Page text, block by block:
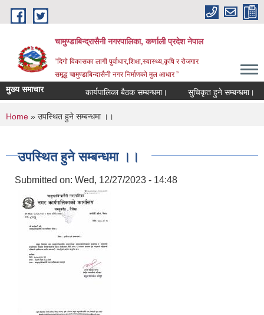
Skip to main content
चामुण्डाबिन्द्रासैनी नगरपालिका, कर्णाली प्रदेश नेपाल
“दिगो विकासका लागी पुर्वाधार,शिक्षा,स्वास्थ्य,कृषि र रोजगार
समृद्ध चामुण्डाबिन्दासैनी नगर निर्माणको मुल आधार ”
मुख्य समाचार कार्यपालिका बैठक सम्बन्धमा। सुचिकृत हुने सम्बन्धमा।
You are here
Home » उपस्थित हुने सम्बन्धमा ।।
उपस्थित हुने सम्बन्धमा ।।
Submitted on: Wed, 12/27/2023 - 14:48